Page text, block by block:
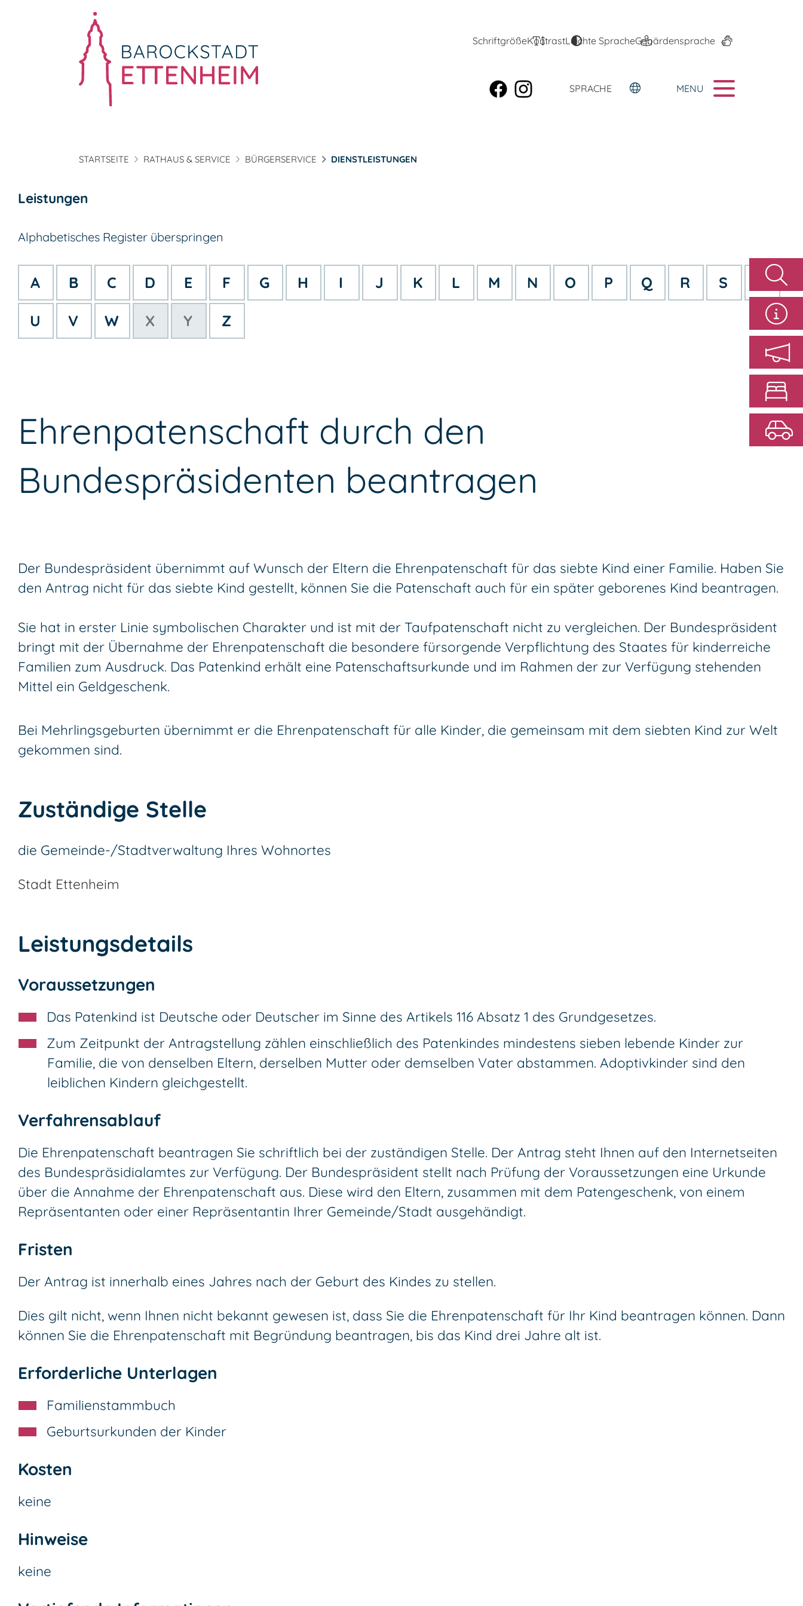
SchriftgrößeKontrastLeichte SpracheGebärdensprache
SPRACHE MENU
STARTSEITE RATHAUS & SERVICE BÜRGERSERVICE DIENSTLEISTUNGEN
Leistungen
Alphabetisches Register überspringen
A B C D E F G H I J K L M N O P Q R S T
U V W X Y Z
Ehrenpatenschaft durch den
Bundespräsidenten beantragen
Der Bundespräsident übernimmt auf Wunsch der Eltern die Ehrenpatenschaft für das siebte Kind einer Familie. Haben Sie
den Antrag nicht für das siebte Kind gestellt, können Sie die Patenschaft auch für ein später geborenes Kind beantragen.
Sie hat in erster Linie symbolischen Charakter und ist mit der Taufpatenschaft nicht zu vergleichen. Der Bundespräsident
bringt mit der Übernahme der Ehrenpatenschaft die besondere fürsorgende Verpflichtung des Staates für kinderreiche
Familien zum Ausdruck. Das Patenkind erhält eine Patenschaftsurkunde und im Rahmen der zur Verfügung stehenden
Mittel ein Geldgeschenk.
Bei Mehrlingsgeburten übernimmt er die Ehrenpatenschaft für alle Kinder, die gemeinsam mit dem siebten Kind zur Welt
gekommen sind.
Zuständige Stelle
die Gemeinde-/Stadtverwaltung Ihres Wohnortes
Stadt Ettenheim
Leistungsdetails
Voraussetzungen
Das Patenkind ist Deutsche oder Deutscher im Sinne des Artikels 116 Absatz 1 des Grundgesetzes.
Zum Zeitpunkt der Antragstellung zählen einschließlich des Patenkindes mindestens sieben lebende Kinder zur
Familie, die von denselben Eltern, derselben Mutter oder demselben Vater abstammen. Adoptivkinder sind den
leiblichen Kindern gleichgestellt.
Verfahrensablauf
Die Ehrenpatenschaft beantragen Sie schriftlich bei der zuständigen Stelle. Der Antrag steht Ihnen auf den Internetseiten
des Bundespräsidialamtes zur Verfügung. Der Bundespräsident stellt nach Prüfung der Voraussetzungen eine Urkunde
über die Annahme der Ehrenpatenschaft aus. Diese wird den Eltern, zusammen mit dem Patengeschenk, von einem
Repräsentanten oder einer Repräsentantin Ihrer Gemeinde/Stadt ausgehändigt.
Fristen
Der Antrag ist innerhalb eines Jahres nach der Geburt des Kindes zu stellen.
Dies gilt nicht, wenn Ihnen nicht bekannt gewesen ist, dass Sie die Ehrenpatenschaft für Ihr Kind beantragen können. Dann
können Sie die Ehrenpatenschaft mit Begründung beantragen, bis das Kind drei Jahre alt ist.
Erforderliche Unterlagen
Familienstammbuch
Geburtsurkunden der Kinder
Kosten
keine
Hinweise
keine